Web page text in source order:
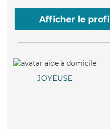
Afficher le profil
JOYEUSE